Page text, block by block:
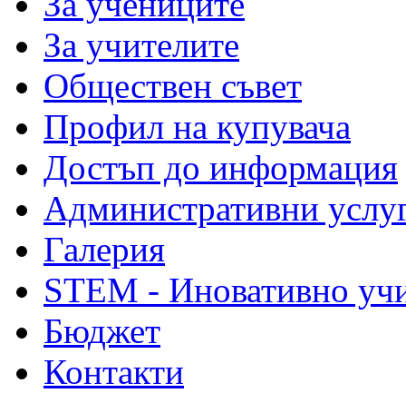
За учителите
Обществен съвет
Профил на купувача
Достъп до информация
Административни
Галерия
STEM - Иновативно
Бюджет
Контакти